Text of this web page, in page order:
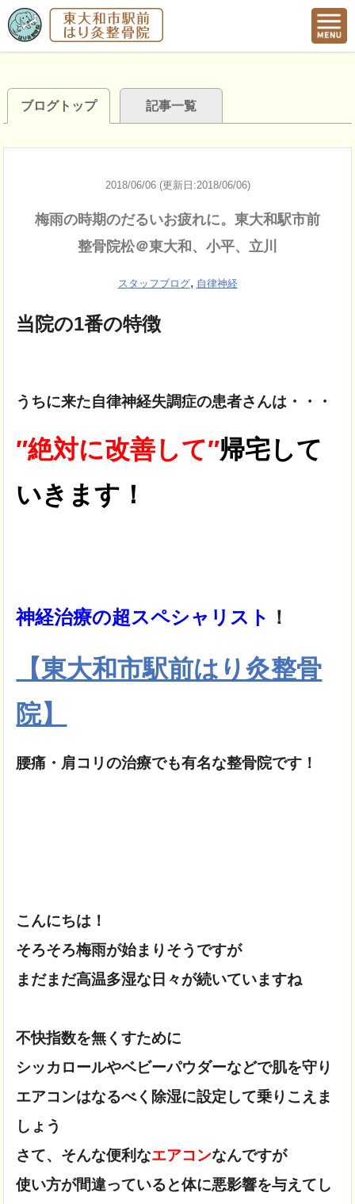
ブログトップ 記事一覧
2018/06/06 (更新日:2018/06/06)
梅雨の時期のだるいお疲れに。東大和駅市前
整骨院松＠東大和、小平、立川
スタッフブログ, 自律神経
当院の1番の特徴
うちに来た自律神経失調症の患者さんは・・・
″絶対に改善して″帰宅して
いきます！
神経治療の超スペシャリスト ！
【東大和市駅前はり灸整骨
院】
腰痛・肩コリの治療でも有名な整骨院です！
こんにちは！
そろそろ梅雨が始まりそうですが
まだまだ高温多湿な日々が続いていますね
不快指数を無くすために
シッカロールやベビーパウダーなどで肌を守り
エアコンはなるべく除湿に設定して乗りこえま
しょう
さて、そんな便利なエアコンなんですが
使い方が間違っていると体に悪影響を与えてし